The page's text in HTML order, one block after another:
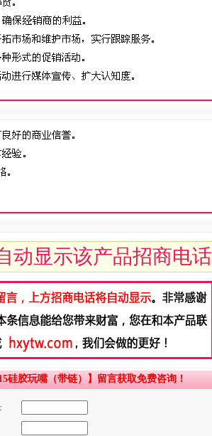
动显示该产品招商电话
硅胶玩嘴（带链）】留言获取免费咨询！